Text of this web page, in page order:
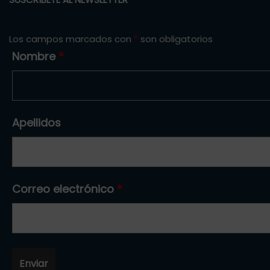
Los campos marcados con * son obligatorios
Nombre *
Apellidos
Correo electrónico *